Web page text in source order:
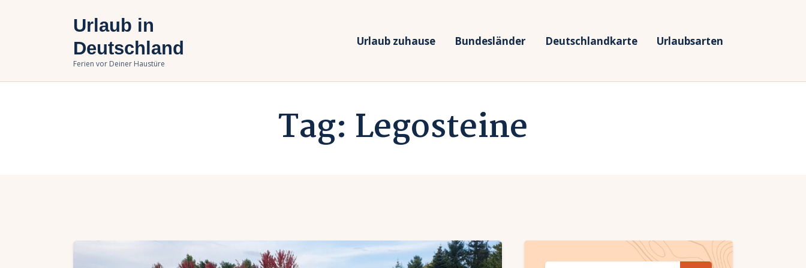
Urlaub in
Deutschland
Ferien vor Deiner Haustüre
Urlaub zuhause Bundesländer Deutschlandkarte Urlaubsarten
Tag: Legosteine
Bundesländer
Urlaubsarten